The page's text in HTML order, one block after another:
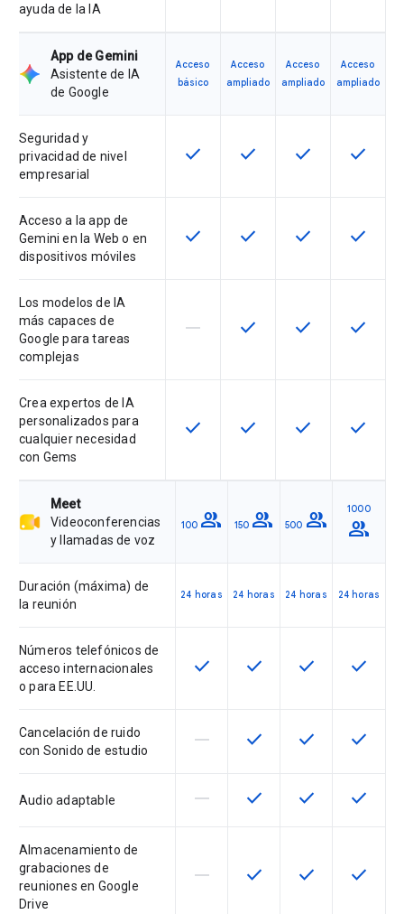
ayuda de la IA
App de Gemini
Asistente de IA
de Google
Acceso
básico
Acceso
ampliado
Acceso
ampliado
Acceso
ampliado
Seguridad y
privacidad de nivel
empresarial
Esta función está disponible en
check Esta función está
check Esta función
check Esta
check
Acceso a la app de
Gemini en la Web o en
dispositivos móviles
Esta función está disponible en
check Esta función está
check Esta función
check Esta
check
Los modelos de IA
más capaces de
Google para tareas
complejas
Esta función no está disponible en
horizontal_rule Esta función está
check Esta función
check Esta
check
Crea expertos de IA
personalizados para
cualquier necesidad
con Gems
Esta función está disponible en
check Esta función está
check Esta función
check Esta
check
Meet
Videoconferencias
y llamadas de voz
100 group 150 group 500 group 1000
group
Duración (máxima) de
la reunión
24 horas 24 horas 24 horas 24 horas
Números telefónicos de
acceso internacionales
o para EE.UU.
Esta función está disponible en
check Esta función está
check Esta función
check Esta
check
Cancelación de ruido
con Sonido de estudio
Esta función no está disponible
horizontal_rule Esta función está
check Esta función
check Esta
check
Audio adaptable Esta función no está disponible
horizontal_rule Esta función está
check Esta función
check Esta
check
Almacenamiento de
grabaciones de
reuniones en Google
Drive
Esta función no está disponible
horizontal_rule Esta función está
check Esta función
check Esta
check